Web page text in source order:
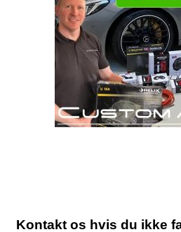
Kontakt os hvis du ikke